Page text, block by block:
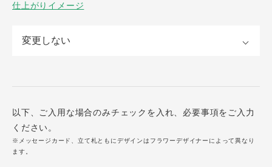
仕上がりイメージ
以下、ご入用な場合のみチェックを入れ、必要事項をご入力
ください。
※メッセージカード、立て札ともにデザインはフラワーデザイナーによって異なり
ます。